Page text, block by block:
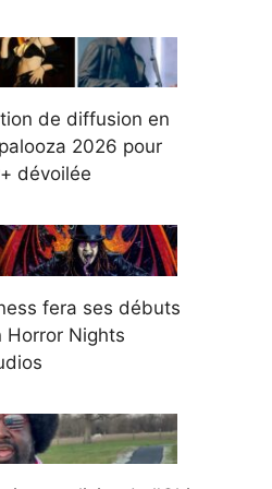
de diffusion en
2026 pour
dévoilée
fera ses débuts
Horror Nights